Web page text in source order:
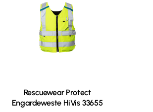
Rescuewear Protect
Engardeweste HiVis 33655